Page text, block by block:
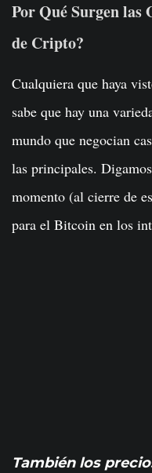
Por Qué Surgen
de Cripto?
Cualquiera que haya
sabe que hay una
mundo que negocian
las principales.
momento (al cierre de
para el Bitcoin en los
También los